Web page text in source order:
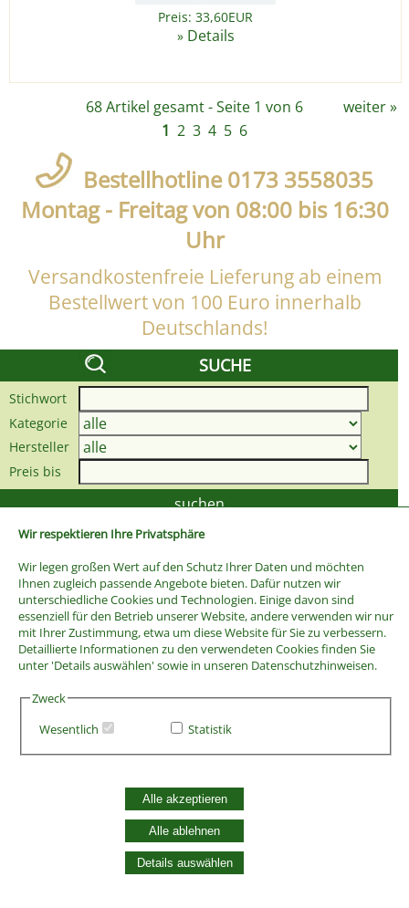
Wir respektieren Ihre Privatsphäre
Wir legen großen Wert auf den Schutz Ihrer Daten und möchten
Ihnen zugleich passende Angebote bieten. Dafür nutzen wir
unterschiedliche Cookies und Technologien. Einige davon sind
essenziell für den Betrieb unserer Website, andere verwenden wir nur
mit Ihrer Zustimmung, etwa um diese Website für Sie zu verbessern.
Detaillierte Informationen zu den verwendeten Cookies finden Sie
unter 'Details auswählen' sowie in unseren Datenschutzhinweisen.
Zweck
Wesentlich
Statistik
Alle akzeptieren
Alle ablehnen
Details auswählen
Preis: 33,60EUR
» Details
68 Artikel gesamt - Seite 1 von 6 weiter»
1 2 3 4 5 6
Bestellhotline 0173 3558035
Montag - Freitag von 08:00 bis 16:30
Uhr
Versandkostenfreie Lieferung ab einem
Bestellwert von 100 Euro innerhalb
Deutschlands!
SUCHE
Stichwort
Kategorie
Hersteller
Preis bis
AGB
Vertrag widerrufen
Datenschutzerklärung
Zahlung und Versand
Batterieentsorgung
Widerruf Cookie-Einwilligung